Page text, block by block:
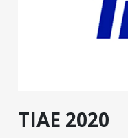
TIAE 2020